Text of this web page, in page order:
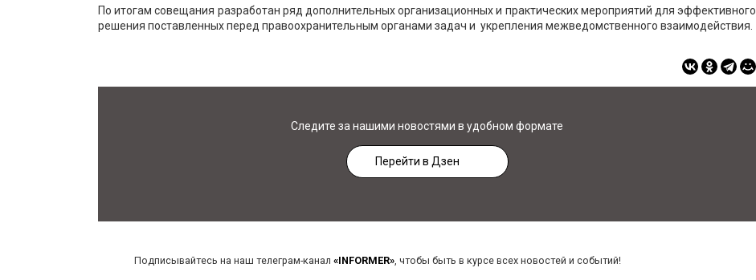
По итогам совещания разработан ряд дополнительных организационных и практических мероприятий для эффективного
решения поставленных перед правоохранительным органами задач и укрепления межведомственного взаимодействия.
Следите за нашими новостями в удобном формате
Перейти в Дзен
Подписывайтесь на наш телеграм-канал «INFORMER», чтобы быть в курсе всех новостей и событий!